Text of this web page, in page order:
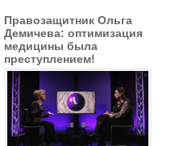
Правозащитник Ольга
Демичева: оптимизация
медицины была
преступлением!